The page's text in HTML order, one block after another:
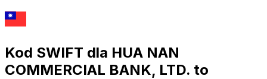
Kod SWIFT dla HUA NAN
COMMERCIAL BANK, LTD. to